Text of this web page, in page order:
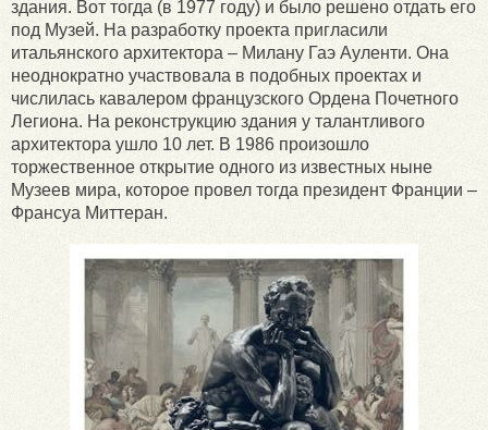
здания. Вот тогда (в 1977 году) и было решено отдать его
под Музей. На разработку проекта пригласили
итальянского архитектора – Милану Гаэ Ауленти. Она
неоднократно участвовала в подобных проектах и
числилась кавалером французского Ордена Почетного
Легиона. На реконструкцию здания у талантливого
архитектора ушло 10 лет. В 1986 произошло
торжественное открытие одного из известных ныне
Музеев мира, которое провел тогда президент Франции –
Франсуа Миттеран.